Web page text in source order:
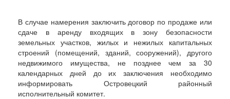
В случае намерения заключить договор по продаже или
сдаче в аренду входящих в зону безопасности
земельных участков, жилых и нежилых капитальных
строений (помещений, зданий, сооружений), другого
недвижимого имущества, не позднее чем за 30
календарных дней до их заключения необходимо
информировать Островецкий районный
исполнительный комитет.